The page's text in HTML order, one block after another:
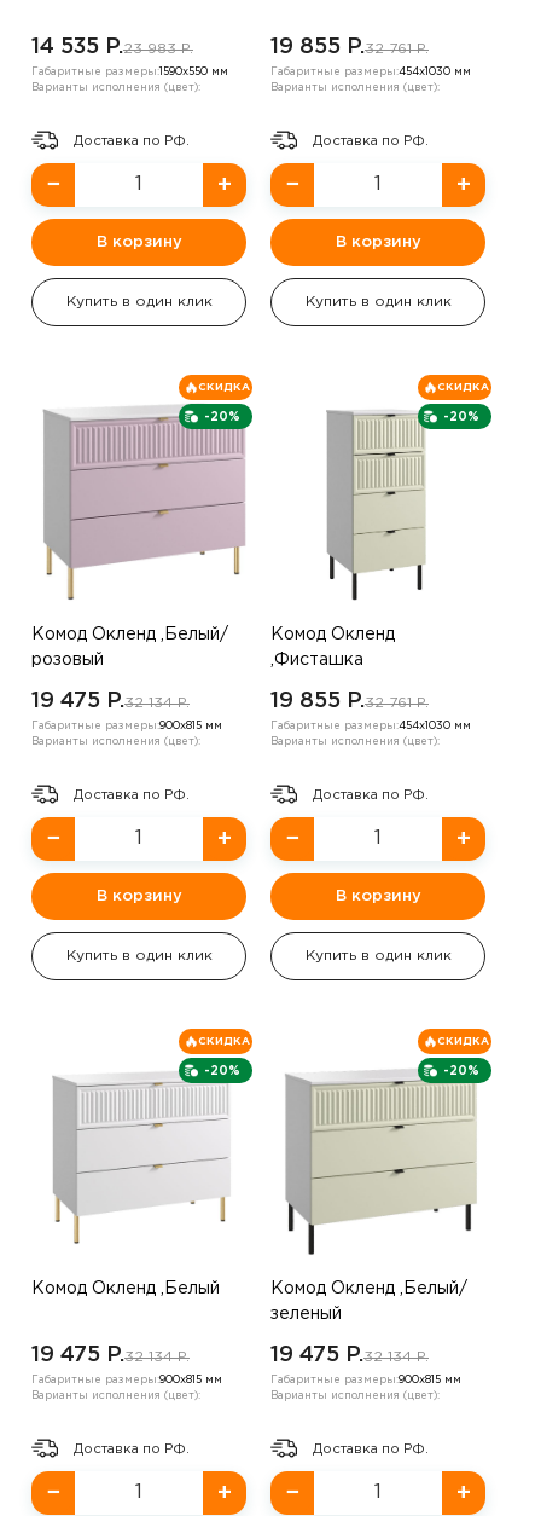
14 535 P.23 983 P.
Габаритные размеры: 1590х550 мм
Варианты исполнения (цвет):
Доставка по РФ.
− +
В корзину
Купить в один клик
19 855 P.32 761 P.
Габаритные размеры:454х1030 мм
Варианты исполнения (цвет):
Доставка по РФ.
− +
В корзину
Купить в один клик
-20%
СКИДКА
Комод Окленд ,Белый/
розовый
19 475 P.32 134 P.
Габаритные размеры:900х815 мм
Варианты исполнения (цвет):
Доставка по РФ.
− +
В корзину
Купить в один клик
-20%
СКИДКА
Комод Окленд
,Фисташка
19 855 P.32 761 P.
Габаритные размеры:454х1030 мм
Варианты исполнения (цвет):
Доставка по РФ.
− +
В корзину
Купить в один клик
-20%
СКИДКА
Комод Окленд ,Белый
19 475 P.32 134 P.
Габаритные размеры:900х815 мм
Варианты исполнения (цвет):
Доставка по РФ.
− +
-20%
СКИДКА
Комод Окленд ,Белый/
зеленый
19 475 P.32 134 P.
Габаритные размеры:900х815 мм
Варианты исполнения (цвет):
Доставка по РФ.
− +